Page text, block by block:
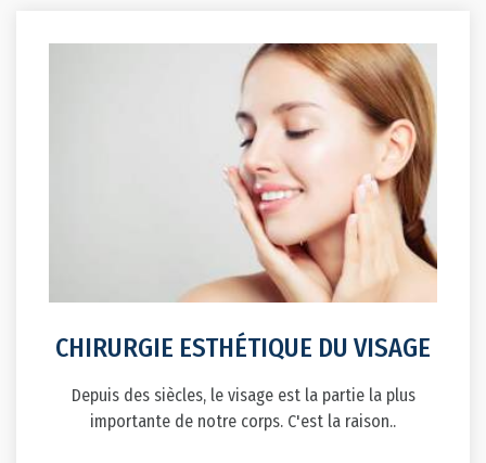
CHIRURGIE ESTHÉTIQUE DU VISAGE
Depuis des siècles, le visage est la partie la plus
importante de notre corps. C'est la raison..